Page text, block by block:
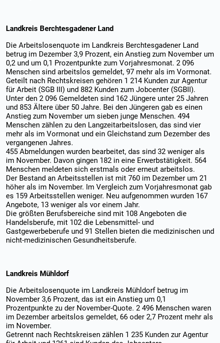
Landkreis Berchtesgadener Land
Die Arbeitslosenquote im Landkreis Berchtesgadener Land
betrug im Dezember 3,9 Prozent, ein Anstieg zum November um
0,2 und um 0,1 Prozentpunkte zum Vorjahresmonat. 2 096
Menschen sind arbeitslos gemeldet, 97 mehr als im Vormonat.
Geteilt nach Rechtskreisen gehören 1 214 Kunden zur Agentur
für Arbeit (SGB III) und 882 Kunden zum Jobcenter (SGBII).
Unter den 2 096 Gemeldeten sind 162 Jüngere unter 25 Jahren
und 853 Ältere über 50 Jahre. Bei den Jüngeren gab es einen
Anstieg zum November um sieben junge Menschen. 494
Menschen zählen zu den Langzeitarbeitslosen, das sind vier
mehr als im Vormonat und ein Gleichstand zum Dezember des
vergangenen Jahres.
455 Abmeldungen wurden bearbeitet, das sind 32 weniger als
im November. Davon gingen 182 in eine Erwerbstätigkeit. 564
Menschen meldeten sich erstmals oder erneut arbeitslos.
Der Bestand an Arbeitsstellen ist mit 760 im Dezember um 21
höher als im November. Im Vergleich zum Vorjahresmonat gab
es 159 Arbeitsstellen weniger. Neu aufgenommen wurden 167
Angebote, 13 weniger als vor einem Jahr.
Die größten Berufsbereiche sind mit 108 Angeboten die
Handelsberufe, mit 102 die Lebensmittel- und
Gastgewerbeberufe und 91 Stellen bieten die medizinischen und
nicht-medizinischen Gesundheitsberufe.
Landkreis Mühldorf
Die Arbeitslosenquote im Landkreis Mühldorf betrug im
November 3,6 Prozent, das ist ein Anstieg um 0,1
Prozentpunkte zu der November-Quote. 2 496 Menschen waren
im Dezember arbeitslos gemeldet, 66 oder 2,7 Prozent mehr als
im November.
Getrennt nach Rechtskreisen zählen 1 235 Kunden zur Agentur